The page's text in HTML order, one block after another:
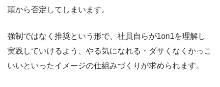
頭から否定してしまいます。
強制ではなく推奨という形で、社員自らが1on1を理解し
実践していけるよう、やる気になれる・ダサくなくかっこ
いいといったイメージの仕組みづくりが求められます。